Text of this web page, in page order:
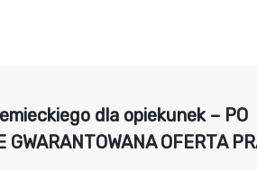
dla opiekunek – PO
GWARANTOWANA OFERTA